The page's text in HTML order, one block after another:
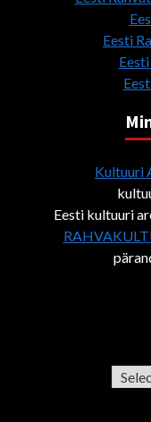
Eesti
Kultuuri
Eesti kultuuri